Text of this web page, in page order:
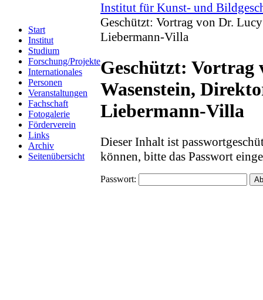
Start
Institut
Studium
Forschung/Projekte
Internationales
Personen
Veranstaltungen
Fachschaft
Fotogalerie
Förderverein
Links
Archiv
Seitenübersicht
Institut für Kunst- und
Geschützt: Vortrag von Dr.
Liebermann-Villa
Geschützt: Vortrag
Wasenstein,
Liebermann-Villa
Dieser Inhalt ist
können, bitte das Passwort
Passwort: